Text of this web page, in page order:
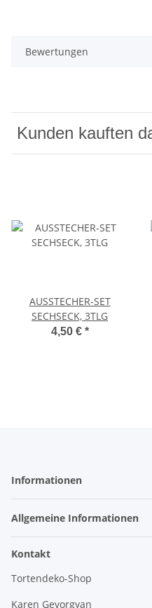
Bewertungen
Kunden kauften
AUSSTECHER-SET
SECHSECK, 3TLG
4,50 € *
Informationen
Allgemeine Informationen
Kontakt
Tortendeko-Shop
Karen Gevorgyan